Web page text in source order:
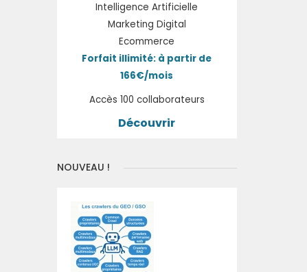
Intelligence Artificielle
Marketing Digital
Ecommerce
Forfait illimité: à partir de
166€/mois
Accès 100 collaborateurs
Découvrir
NOUVEAU !